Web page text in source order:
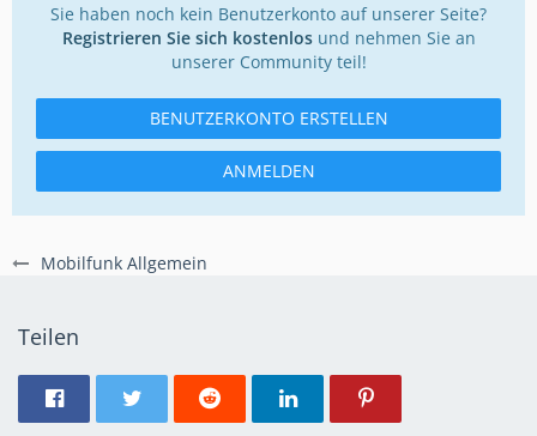
Mobilfunk Allgemein
Sie haben noch kein Benutzerkonto auf unserer Seite?
Registrieren Sie sich kostenlosund nehmen Sie an
unserer Community teil!
BENUTZERKONTO ERSTELLEN
ANMELDEN
Teilen